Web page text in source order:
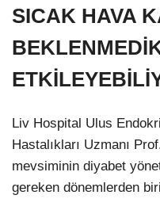
SICAK HAVA
Liv Hospital Ulus
Hastalıkları Uzmanı
mevsiminin diyabet
gereken dönemlerden